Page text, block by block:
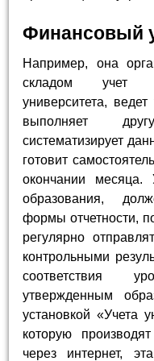
Финансовый
Например, она
складом учет
университета,
выполняет
систематизирует
готовит
окончании месяца.
образования,
формы отчетности,
регулярно
контрольными
соответствия
утвержденным
установкой «Учета
которую
через интернет,